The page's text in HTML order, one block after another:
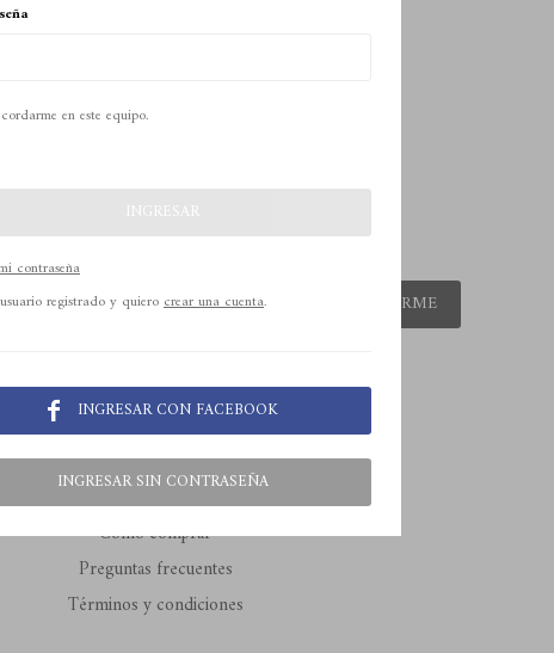
en este equipo.
INGRESAR
contraseña
registrado y quierocrear una cuenta.
 INGRESAR CON FACEBOOK
INGRESAR SIN CONTRASEÑA
Comprar
Como comprar
Preguntas frecuentes
Términos y condiciones
Recibí todas nuestras novedades
SUSCRIBIRME